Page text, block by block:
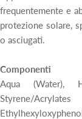
frequentemente e
protezione solare,
o asciugati.
Componenti
Aqua (Water),
Styrene/